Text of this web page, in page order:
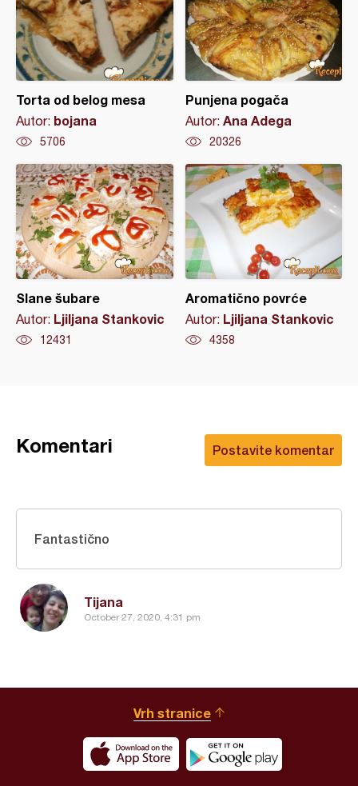
Torta od belog mesa
Autor: bojana
5706
Punjena pogača
Autor: Ana Adega
20326
Slane šubare
Autor: Ljiljana Stankovic
12431
Aromatično povrće
Autor: Ljiljana Stankovic
4358
Postavite komentar
Komentari
Tijana
October 27, 2020, 4:31 pm
Fantastično
Vrh stranice